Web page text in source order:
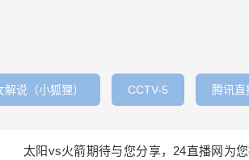
解说（小狐狸） CCTV-5 腾讯直
太阳vs火箭期待与您分享，24直播网为